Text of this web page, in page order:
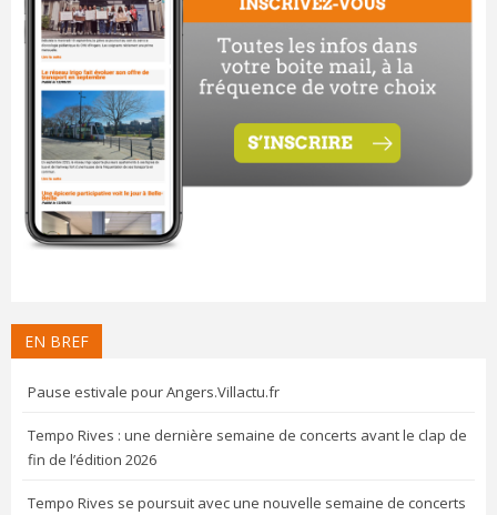
EN BREF
Pause estivale pour Angers.Villactu.fr
Tempo Rives : une dernière semaine de concerts avant le clap de
fin de l’édition 2026
Tempo Rives se poursuit avec une nouvelle semaine de concerts